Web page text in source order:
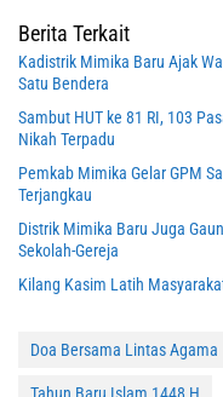
Berita Terkait
Kadistrik Mimika Baru Ajak
Satu Bendera
Sambut HUT ke 81 RI, 103
Nikah Terpadu
Pemkab Mimika Gelar GPM
Terjangkau
Distrik Mimika Baru Juga
Sekolah-Gereja
Kilang Kasim Latih
Doa Bersama Lintas Agama